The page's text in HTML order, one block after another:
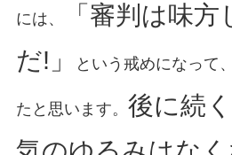
には、
「審判は味
だ!」
という戒めになって
たと思います。 後に続